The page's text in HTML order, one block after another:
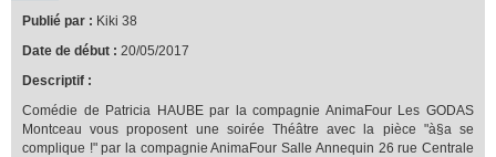
Publié par : Kiki 38
Date de début : 20/05/2017
Descriptif :
Comédie de Patricia HAUBE par la compagnie AnimaFour Les GODAS
Montceau vous proposent une soirée Théâtre avec la pièce "à§a se
complique !" par la compagnie AnimaFour Salle Annequin 26 rue Centrale